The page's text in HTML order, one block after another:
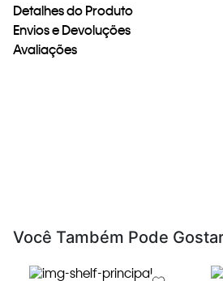
Detalhes do Produto
Envios e Devoluções
Avaliações
Você Também Pode